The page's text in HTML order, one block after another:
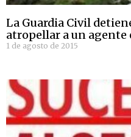
La Guardia Civil
atropellar a un
1 de agosto de 2015